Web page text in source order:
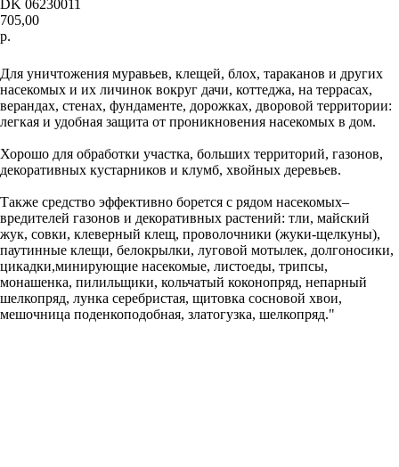
DK 06230011
705,00
р.
Для уничтожения муравьев, клещей, блох, тараканов и других
насекомых и их личинок вокруг дачи, коттеджа, на террасах,
верандах, стенах, фундаменте, дорожках, дворовой территории:
легкая и удобная защита от проникновения насекомых в дом.
Хорошо для обработки участка, больших территорий, газонов,
декоративных кустарников и клумб, хвойных деревьев.
Также средство эффективно борется с рядом насекомых–
вредителей газонов и декоративных растений: тли, майский
жук, совки, клеверный клещ, проволочники (жуки‐щелкуны),
паутинные клещи, белокрылки, луговой мотылек, долгоносики,
цикадки,минирующие насекомые, листоеды, трипсы,
монашенка, пилильщики, кольчатый коконопряд, непарный
шелкопряд, лунка серебристая, щитовка сосновой хвои,
мешочница поденкоподобная, златогузка, шелкопряд."